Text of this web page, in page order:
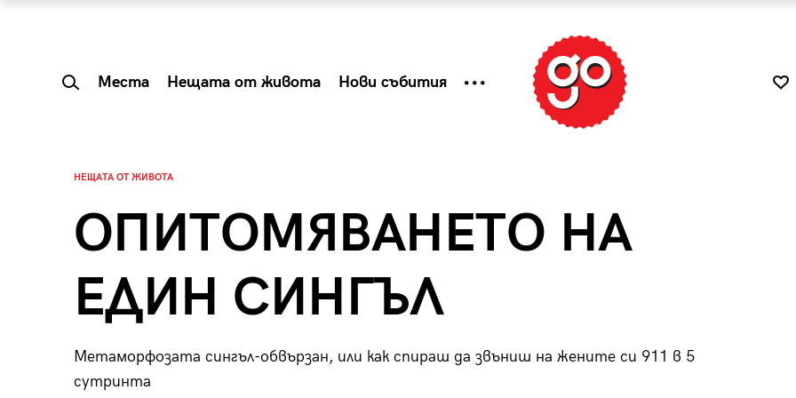
Места Нещата от живота Нови събития
НЕЩАТА ОТ ЖИВОТА
ОПИТОМЯВАНЕТО НА
ЕДИН СИНГЪЛ
Метаморфозата сингъл-обвързан, или как спираш да звъниш на жените си 911 в 5
сутринта
Summer Prelude: как
Tender is the Wine – Какво